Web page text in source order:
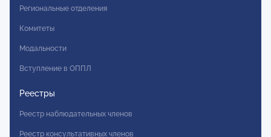
Региональные отделения
Комитеты
Модальности
Вступление в ОППЛ
Реестры
Реестр наблюдательных членов
Реестр консультативных членов